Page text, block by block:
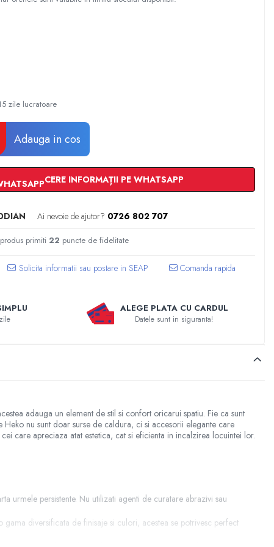
zile lucratoare
Adauga in cos
CERE INFORMAȚII PE WHATSAPP
Ai nevoie de ajutor? 0726 802 707
primiti 22 puncte de fidelitate
Comanda rapida
ALEGE PLATA CU CARDUL
Datele sunt in siguranta!
adauga un element de stil si confort oricarui spatiu. Fie ca sunt
nu sunt doar surse de caldura, ci si accesorii elegante care
care apreciaza atat estetica, cat si eficienta in incalzirea locuintei lor.
urmele persistente. Nu utilizati agenti de curatare abrazivi sau
diversificata de finisaje si culori, acestea se potrivesc perfect